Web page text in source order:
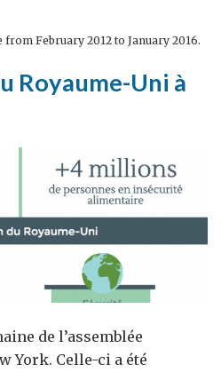
February 2012 to January 2016.
Royaume-Uni à
de l’assemblée
York. Celle-ci a été